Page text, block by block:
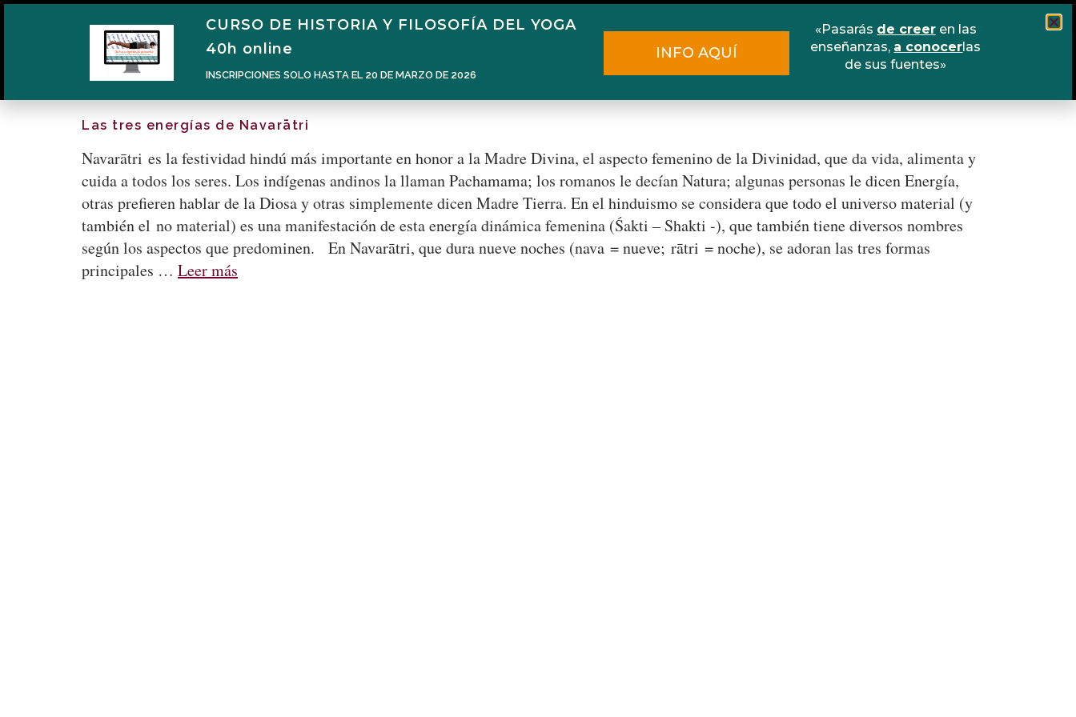
Narén Herrero Blog Cursos Escuela online
Las tres energías de Navarātri
Navarātri es la festividad hindú más importante en honor a la Madre Divina, el aspecto femenino de la Divinidad, que da vida, alimenta y
cuida a todos los seres. Los indígenas andinos la llaman Pachamama; los romanos le decían Natura; algunas personas le dicen Energía,
otras prefieren hablar de la Diosa y otras simplemente dicen Madre Tierra. En el hinduismo se considera que todo el universo material (y
también el no material) es una manifestación de esta energía dinámica femenina (Śakti – Shakti -), que también tiene diversos nombres
según los aspectos que predominen. En Navarātri, que dura nueve noches (nava = nueve; rātri = noche), se adoran las tres formas
principales … Leer más
CURSO DE HISTORIA Y FILOSOFÍA DEL YOGA
40h online
INSCRIPCIONES SOLO HASTA EL 20 DE MARZO DE 2026
INFO AQUÍ
«Pasarás de creeren las
enseñanzas, a conocerlas
de sus fuentes»